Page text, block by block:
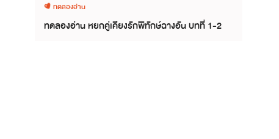
ทดลองอ่าน
ทดลองอ่าน หยกคู่เคียงรักพิทักษ์ฉางอัน บทที่ 1-2